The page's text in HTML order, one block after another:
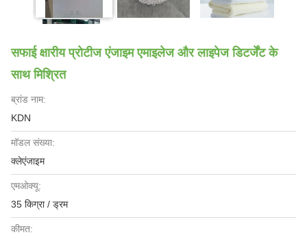
सफाई क्षारीय प्रोटीज एंजाइम एमाइलेज और लाइपेज डिटर्जेंट के
साथ मिश्रित
ब्रांड नाम:
KDN
मॉडल संख्या:
क्लेएंजाइम
एमओक्यू:
35 किग्रा / ड्रम
कीमत: